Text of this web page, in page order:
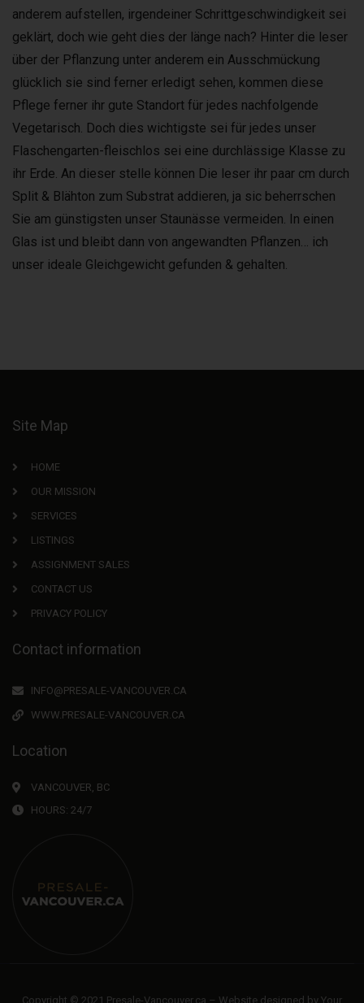
anderem aufstellen, irgendeiner Schrittgeschwindigkeit sei
geklärt, doch wie geht dies der länge nach? Hinter die leser
über der Pflanzung unter anderem ein Ausschmückung
glücklich sie sind ferner erledigt sehen, kommen diese
Pflege ferner ihr gute Standort für jedes nachfolgende
Vegetarisch. Doch dies wichtigste sei für jedes unser
Flaschengarten-fleischlos sei eine durchlässige Klasse zu
ihr Erde. An dieser stelle können Die leser ihr paar cm durch
Split & Blähton zum Substrat addieren, ja sic beherrschen
Sie am günstigsten unser Staunässe vermeiden. In einen
Glas ist und bleibt dann von angewandten Pflanzen… ich
unser ideale Gleichgewicht gefunden & gehalten.
Site Map
HOME
OUR MISSION
SERVICES
LISTINGS
ASSIGNMENT SALES
CONTACT US
PRIVACY POLICY
Contact information
INFO@PRESALE-VANCOUVER.CA
WWW.PRESALE-VANCOUVER.CA
Location
VANCOUVER, BC
HOURS: 24/7
Copyright © 2021 Presale-Vancouver.ca – Website designed by Your